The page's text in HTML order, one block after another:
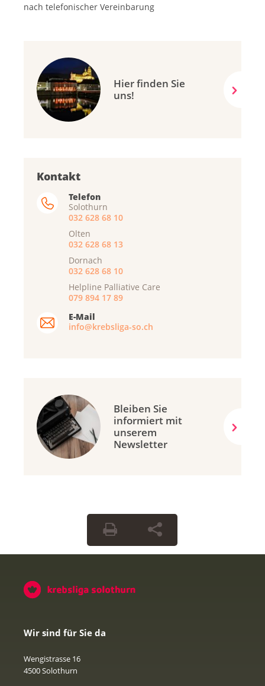
nach telefonischer Vereinbarung
Hier finden Sie
uns!
Kontakt
Telefon
Solothurn
032 628 68 10
Olten
032 628 68 13
Dornach
032 628 68 10
Helpline Palliative Care
079 894 17 89
E-Mail
info@krebsliga-so.ch
Bleiben Sie
informiert mit
unserem
Newsletter
Wir sind für Sie da
Wengistrasse 16
4500 Solothurn